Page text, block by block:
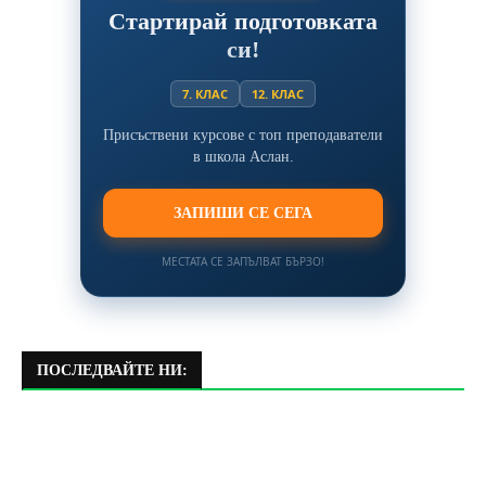
Стартирай подготовката
си!
7. КЛАС 12. КЛАС
Присъствени курсове с топ преподаватели
в школа Аслан.
ЗАПИШИ СЕ СЕГА
МЕСТАТА СЕ ЗАПЪЛВАТ БЪРЗО!
ПОСЛЕДВАЙТЕ НИ: